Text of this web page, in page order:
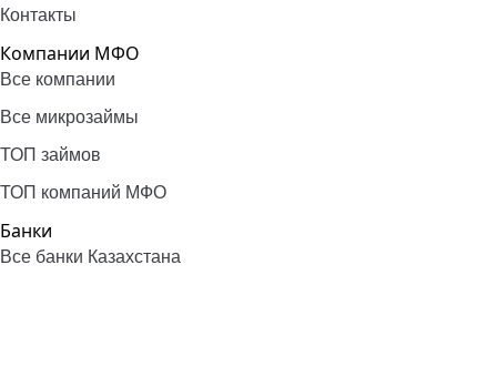
Контакты
Компании МФО
Все компании
Все микрозаймы
ТОП займов
ТОП компаний МФО
Банки
Все банки Казахстана